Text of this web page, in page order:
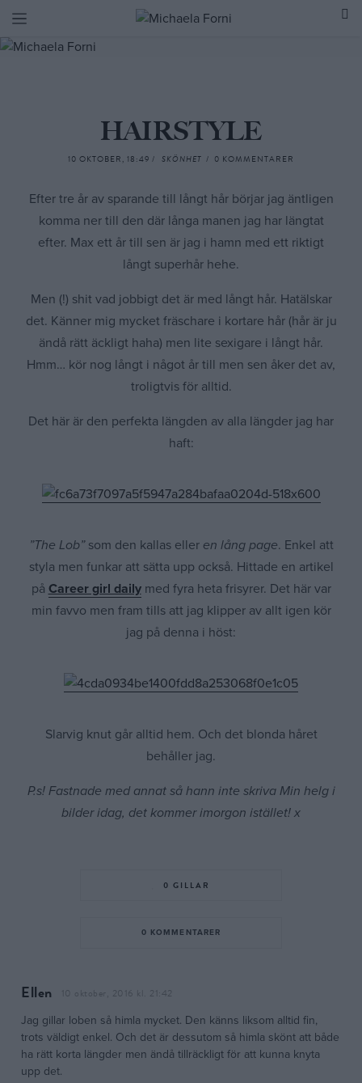
Skip
content
HAIRSTYLE
10 OKTOBER, 18:49 / SKÖNHET / 0 KOMMENTARER
Efter tre år av sparande till långt hår börjar jag äntligen
komma ner till den där långa manen jag har längtat
efter. Max ett år till sen är jag i hamn med ett riktigt
långt superhår hehe.
Men (!) shit vad jobbigt det är med långt hår. Hatälskar
det. Känner mig mycket fräschare i kortare hår (hår är ju
ändå rätt äckligt haha) men lite sexigare i långt hår.
Hmm… kör nog långt i något år till men sen åker det av,
troligtvis för alltid.
Det här är den perfekta längden av alla längder jag har
haft:
”The Lob”som den kallas elleren lång page. Enkel att
styla men funkar att sätta upp också. Hittade en artikel
på Career girl dailymed fyra heta frisyrer. Det här var
min favvo men fram tills att jag klipper av allt igen kör
jag på denna i höst:
Slarvig knut går alltid hem. Och det blonda håret
behåller jag.
P.s! Fastnade med annat så hann inte skriva Min helg i
bilder idag, det kommer imorgon istället! x
0 GILLAR
0 KOMMENTARER
Ellen 10 oktober, 2016 kl. 21:42
Jag gillar loben så himla mycket. Den känns liksom alltid fin,
trots väldigt enkel. Och det är dessutom så himla skönt att både
ha rätt korta längder men ändå tillräckligt för att kunna knyta
upp det.